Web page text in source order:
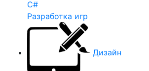
C#
Разработка игр
Дизайн